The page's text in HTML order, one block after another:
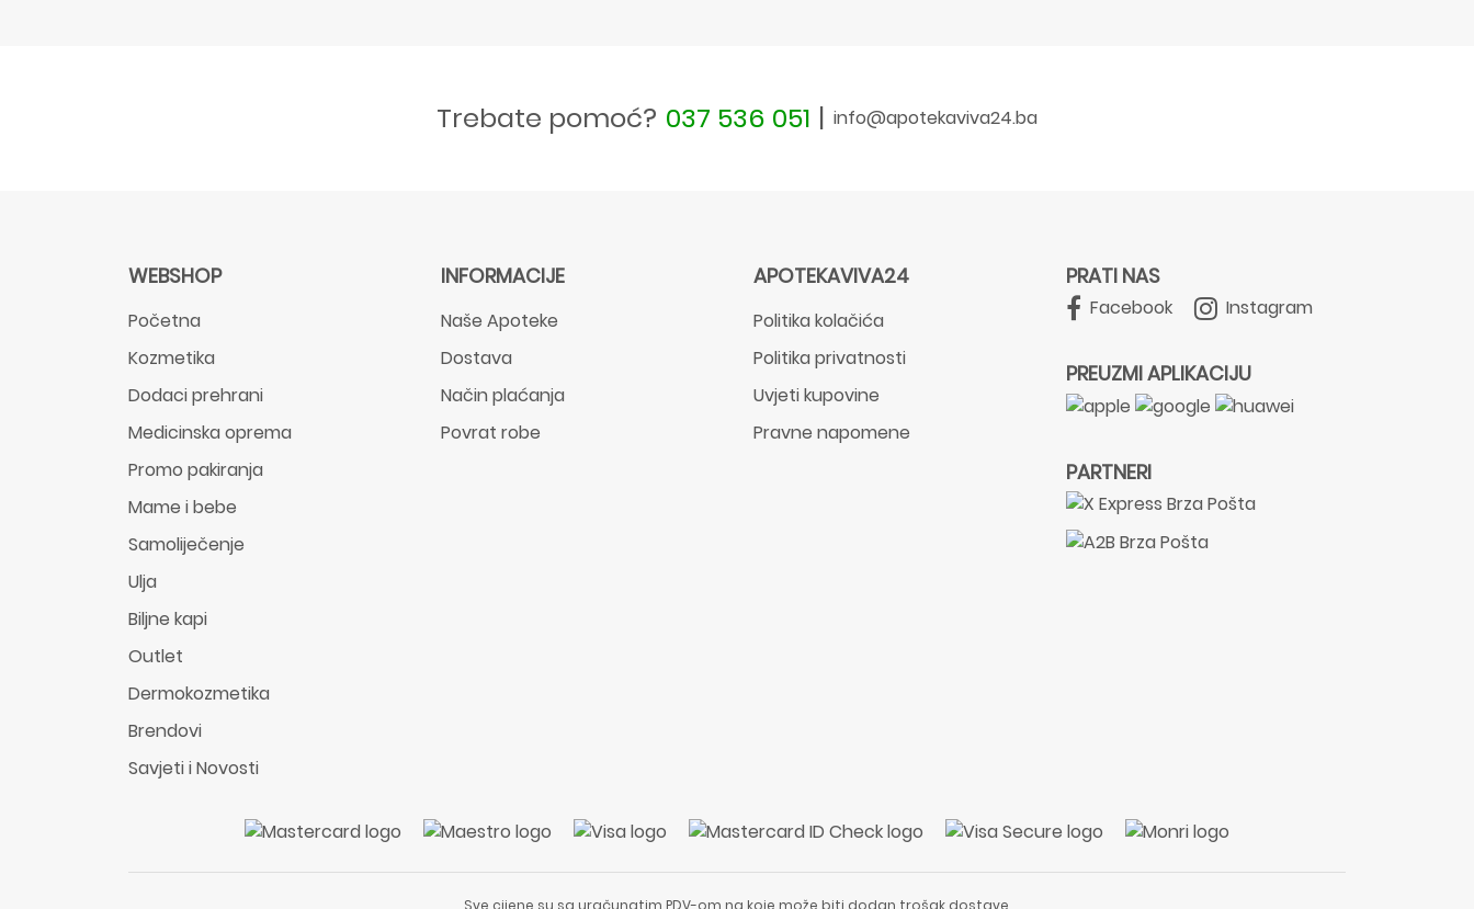
Trebate pomoć? 037 536 051 | info@apotekaviva24.ba
WEBSHOP
Početna
Kozmetika
Dodaci prehrani
Medicinska oprema
Promo pakiranja
Mame i bebe
Samoliječenje
Ulja
Biljne kapi
Outlet
Dermokozmetika
Brendovi
Savjeti i Novosti
INFORMACIJE
Naše Apoteke
Dostava
Način plaćanja
Povrat robe
APOTEKAVIVA24
Politika kolačića
Politika privatnosti
Uvjeti kupovine
Pravne napomene
PRATI NAS
Facebook Instagram
PREUZMI APLIKACIJU
PARTNERI
Sve cijene su sa uračunatim PDV-om na koje može biti dodan trošak dostave.